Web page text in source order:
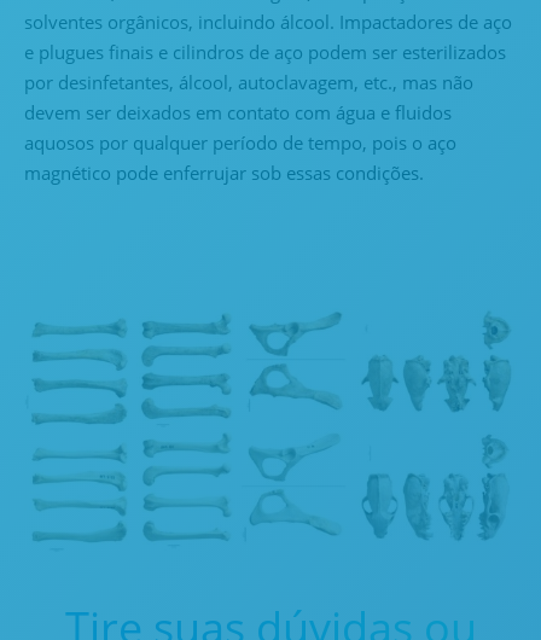
solventes orgânicos, incluindo álcool. Impactadores de aço
e plugues finais e cilindros de aço podem ser esterilizados
por desinfetantes, álcool, autoclavagem, etc., mas não
devem ser deixados em contato com água e fluidos
aquosos por qualquer período de tempo, pois o aço
magnético pode enferrujar sob essas condições.
Tire suas dúvidas ou